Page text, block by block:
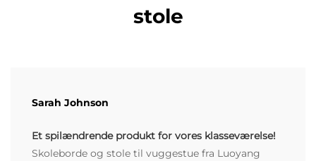
stole
Sarah Johnson
Et spilændrende produkt for vores klasseværelse!
Skoleborde og stole til vuggestue fra Luoyang